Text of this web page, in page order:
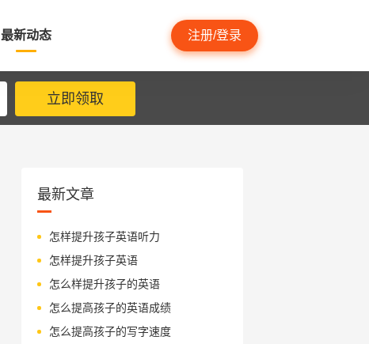
最新动态 注册/登录
立即领取
最新文章
怎样提升孩子英语听力
怎样提升孩子英语
怎么样提升孩子的英语
怎么提高孩子的英语成绩
怎么提高孩子的写字速度